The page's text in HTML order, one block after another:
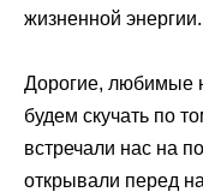
жизненной
Дорогие, любимые
будем скучать по
встречали нас на
открывали перед